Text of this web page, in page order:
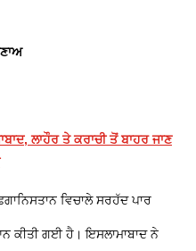
ਲਾਹੌਰ ਤੇ ਕਰਾਚੀ ਤੋਂ ਬਾਹਰ ਜਾਣ
ਵਿਚਾਲੇ ਸਰਹੱਦ ਪਾਰ
ਕੀਤੀ ਗਈ ਹੈ। ਇਸਲਾਮਾਬਾਦ ਨੇ